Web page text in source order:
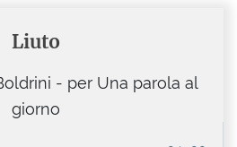
Liuto
- per Una parola al
giorno